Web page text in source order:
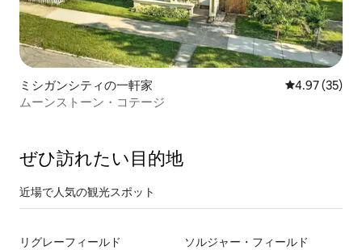
ミシガンシティの一軒家 レビュー35
4.97 (35)
ムーンストーン・コテージ
ぜひ訪⁠れ⁠た⁠い目⁠的⁠地
近場で人気の観光スポット
リグレーフィールド ソルジャー・フィールド